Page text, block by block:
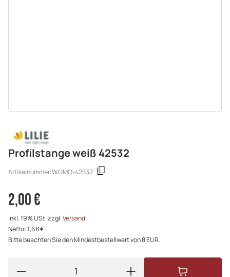
Profilstange weiß 42532
Artikelnummer:WOMO-42532
2,00 €
inkl. 19% USt. zzgl.Versand
Netto: 1,68 €
Bitte beachten Sie den Mindestbestellwert von 8 EUR.